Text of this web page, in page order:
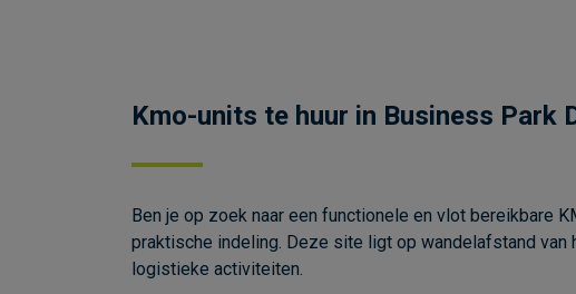
Kmo-units te huur in Business Park
Ben je op zoek naar een functionele en vlot bereikbare
praktische indeling. Deze site ligt op wandelafstand van
logistieke activiteiten.